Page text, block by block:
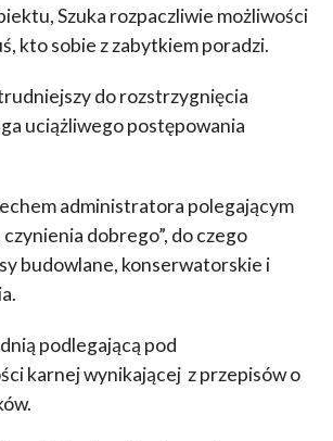
Szuka rozpaczliwie możliwości
kto sobie z zabytkiem poradzi.
do rozstrzygnięcia
uciążliwego postępowania
administratora polegającym
dobrego”, do czego
budowlane, konserwatorskie i
podlegającą pod
karnej wynikającej z przepisów o